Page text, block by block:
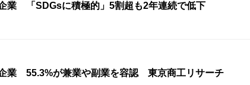
業 「SDGsに積極的」5割超も2年連続で低下
業 55.3%が兼業や副業を容認 東京商工リサーチ